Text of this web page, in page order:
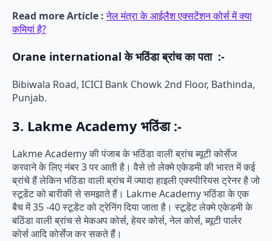
Read more Article :नेल मंत्रा के आईलैश एक्सटेंशन कोर्स में क्या
कमियां है?
Orane international के भठिंडा ब्रांच का पता :-
Bibiwala Road, ICICI Bank Chowk 2nd Floor, Bathinda,
Punjab.
3. Lakme Academy भठिंडा :-
Lakme Academy की पंजाब के भठिंडा वाली ब्रांच ब्यूटी कोर्सेज
करवाने के लिए नंबर 3 पर आती है। वैसे तो लेक्मे एकेडमी की भारत में कई
ब्रांचे हैं लेकिन भठिंडा वाली ब्रांच में ज्यादा हाइली एक्स्पीरियस ट्रेनर है जो
स्टूडेंट को बारीकी से समझाते हैं। Lakme Academy भठिंडा के एक
बैच में 35 -40 स्टूडेंट को ट्रेनिंग दिया जाता है। स्टूडेंट लेक्मे एकेडमी के
बठिंडा वाली ब्रांच से मेकअप कोर्स, हेयर कोर्स, नेल कोर्स, ब्यूटी पार्लर
कोर्स आदि कोर्सेज कर सकते हैं।